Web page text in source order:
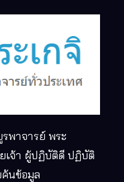
พาจารย์ พระ
เจ้า ผู้ปฏิบัติดี ปฏิบัติ
ค้นข้อมูล